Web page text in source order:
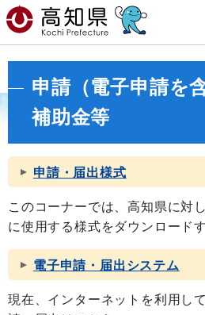
申請（電子申請を
補助金等
申請・届出様式
このコーナーでは、高知県に対
に使用する様式をダウンロード
電子申請・届出システム
現在、インターネットを利用し